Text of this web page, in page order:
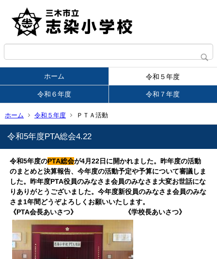
ホーム 令和５年度
令和６年度 令和７年度
ホーム 令和５年度 ＰＴＡ活動
令和5年度PTA総会4.22
令和5年度のPTA総会が4月22日に開かれました。昨年度の活動
のまとめと決算報告、今年度の活動予定や予算について審議しま
した。昨年度PTA役員のみなさま会員のみなさま大変お世話にな
りありがとうございました。今年度新役員のみなさま会員のみな
さま1年間どうぞよろしくお願いいたします。
《PTA会長あいさつ》 《学校長あいさつ》